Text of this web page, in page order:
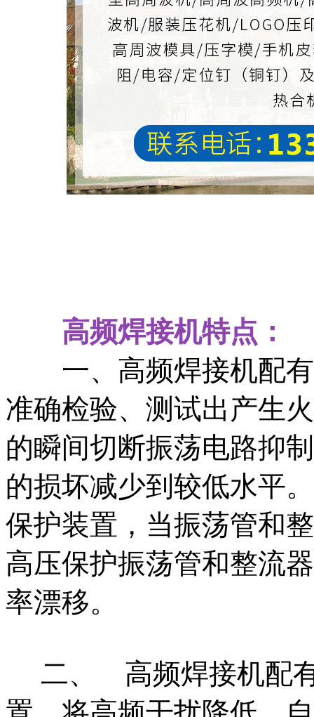
高频焊接机特点：
一、高频焊接机配有
准确检验、测试出产生
的瞬间切断振荡电路抑
的损坏减少到较低水平
保护装置，当振荡管和
高压保护振荡管和整流
率漂移。
二、 高频焊接机配有